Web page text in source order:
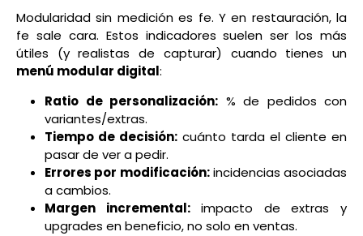
Modularidad sin medición es fe. Y en restauración, la
fe sale cara. Estos indicadores suelen ser los más
útiles (y realistas de capturar) cuando tienes un
menú modular digital:
Ratio de personalización: % de pedidos con
variantes/extras.
Tiempo de decisión: cuánto tarda el cliente en
pasar de ver a pedir.
Errores por modificación:incidencias asociadas
a cambios.
Margen incremental:impacto de extras y
upgrades en beneficio, no solo en ventas.